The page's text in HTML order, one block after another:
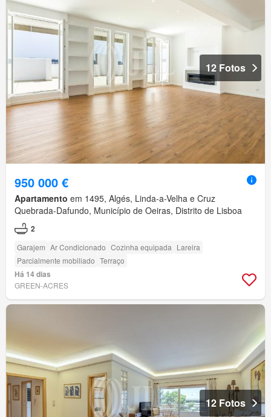
12 Fotos
950 000 €
Apartamento em 1495, Algés, Linda-a-Velha e Cruz
Quebrada-Dafundo, Município de Oeiras, Distrito de Lisboa
2
Garajem Ar Condicionado Cozinha equipada Lareira
Parcialmente mobiliado Terraço
Há 14 dias
GREEN-ACRES
12 Fotos